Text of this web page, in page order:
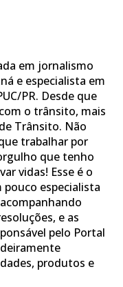
em jornalismo
e especialista em
PR. Desde que
o trânsito, mais
Trânsito. Não
trabalhar por
que tenho
vidas! Esse é o
especialista
e as
pelo Portal
produtos e